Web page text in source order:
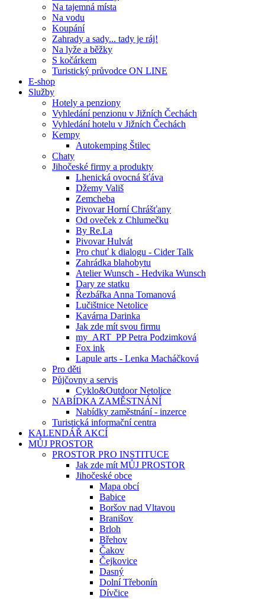
Na tajemná místa
Na vodu
Koupání
Zahrady a sady... tady je ráj!
Na lyže a běžky
S kočárkem
Turistický průvodce ON LINE
E-shop
Služby
Hotely a penziony
Vyhledání penzionu v Jižních Čechách
Vyhledání hotelu v Jižních Čechách
Kempy
Autokemping Štilec
Chaty
Jihočeské firmy a produkty
Lhenická ovocná šťáva
Džemy Vališ
Zemcheba
Pivovar Horní Chrášťany
Od oveček z Chlumečku
By Re.La
Pivovar Hulvát
Pro chuť k dialogu - Cider Talk
Zahrádka blahobytu
Atelier Wunsch - Hedvika Wunsch
Dary ze statku
Řezbářka Anna Tomanová
Lučištnice Netolice
Kavárna Darinka
Jak zde mít svou firmu
my_ART_PP Petra Podzimková
Fox ink
Lapule arts - Lenka Macháčková
Pro děti
Půjčovny a servis
Cyklo&Outdoor Netolice
NABÍDKA ZAMĚSTNÁNÍ
Nabídky zaměstnání - inzerce
Turistická informační centra
KALENDÁŘ AKCÍ
MŮJ PROSTOR
PROSTOR PRO INSTITUCE
Jak zde mít MŮJ PROSTOR
Jihočeské obce
Mapa obcí
Babice
Boršov nad Vltavou
Branišov
Brloh
Břehov
Čakov
Čejkovice
Dasný
Dolní Třebonín
Dívčice